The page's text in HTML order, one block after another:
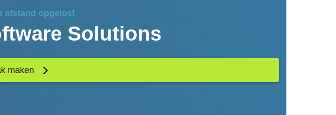
afstand opgelost
Solutions
maken